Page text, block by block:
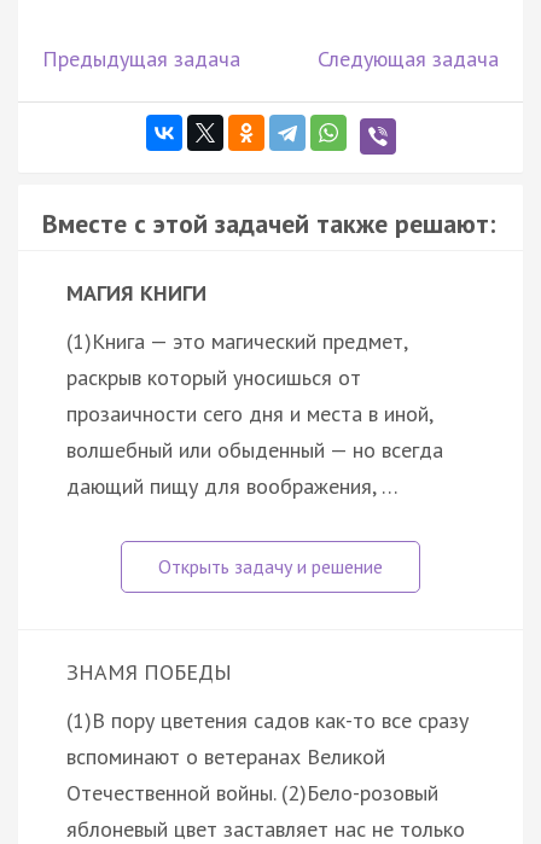
Предыдущая задача Следующая задача
Вместе с этой задачей также решают:
МАГИЯ КНИГИ
(1)Книга — это магический предмет,
раскрыв который уносишься от
прозаичности сего дня и места в иной,
волшебный или обыденный — но всегда
дающий пищу для воображения, …
ЗНАМЯ ПОБЕДЫ
(1)В пору цветения садов как-то все сразу
вспоминают о ветеранах Великой
Отечественной войны. (2)Бело-розовый
яблоневый цвет заставляет нас не только